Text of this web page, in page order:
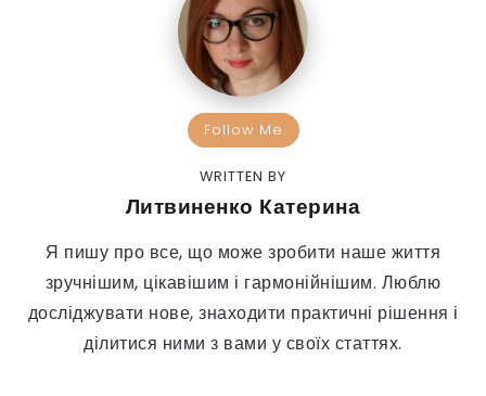
Follow Me
WRITTEN BY
Литвиненко Катерина
Я пишу про все, що може зробити наше життя
зручнішим, цікавішим і гармонійнішим. Люблю
досліджувати нове, знаходити практичні рішення і
ділитися ними з вами у своїх статтях.